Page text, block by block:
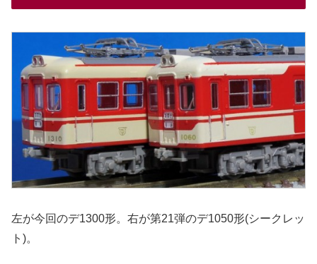
左が今回のデ1300形。右が第21弾のデ1050形(シークレッ
ト)。